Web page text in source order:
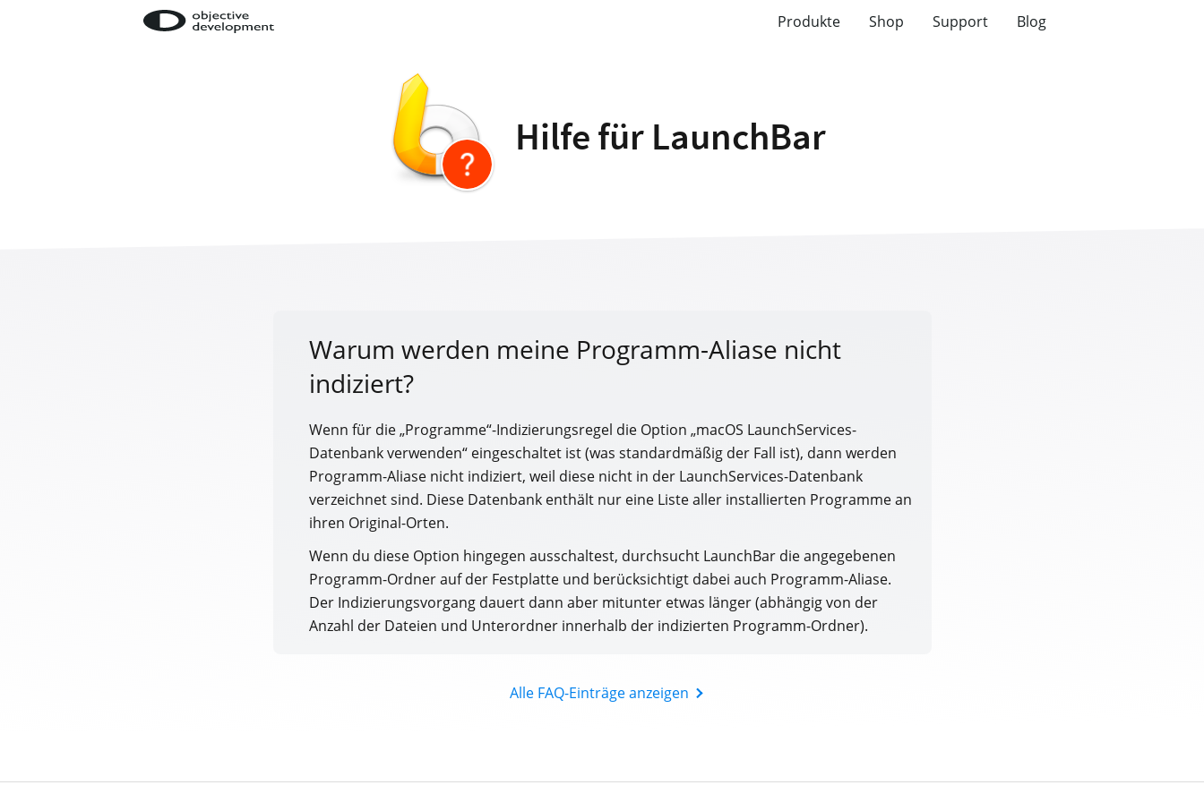
Produkte Shop Support Blog
Hilfe für LaunchBar
Warum werden meine Programm-Aliase nicht
indiziert?
Wenn für die „Programme“-Indizierungsregel die Option „macOS LaunchServices-
Datenbank verwenden“ eingeschaltet ist (was standardmäßig der Fall ist), dann werden
Programm-Aliase nicht indiziert, weil diese nicht in der LaunchServices-Datenbank
verzeichnet sind. Diese Datenbank enthält nur eine Liste aller installierten Programme an
ihren Original-Orten.
Wenn du diese Option hingegen ausschaltest, durchsucht LaunchBar die angegebenen
Programm-Ordner auf der Festplatte und berücksichtigt dabei auch Programm-Aliase.
Der Indizierungsvorgang dauert dann aber mitunter etwas länger (abhängig von der
Anzahl der Dateien und Unterordner innerhalb der indizierten Programm-Ordner).
Alle FAQ-Einträge anzeigen